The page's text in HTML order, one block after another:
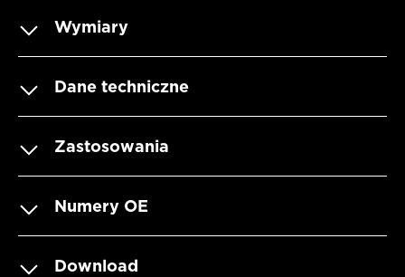
Wymiary
Dane techniczne
Zastosowania
Numery OE
Download